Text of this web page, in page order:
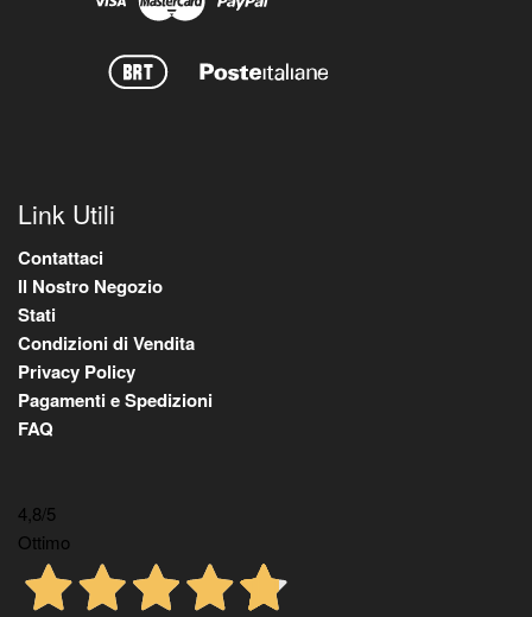
Link Utili
Contattaci
Il Nostro Negozio
Stati
Condizioni di Vendita
Privacy Policy
Pagamenti e Spedizioni
FAQ
4,8/5
Ottimo